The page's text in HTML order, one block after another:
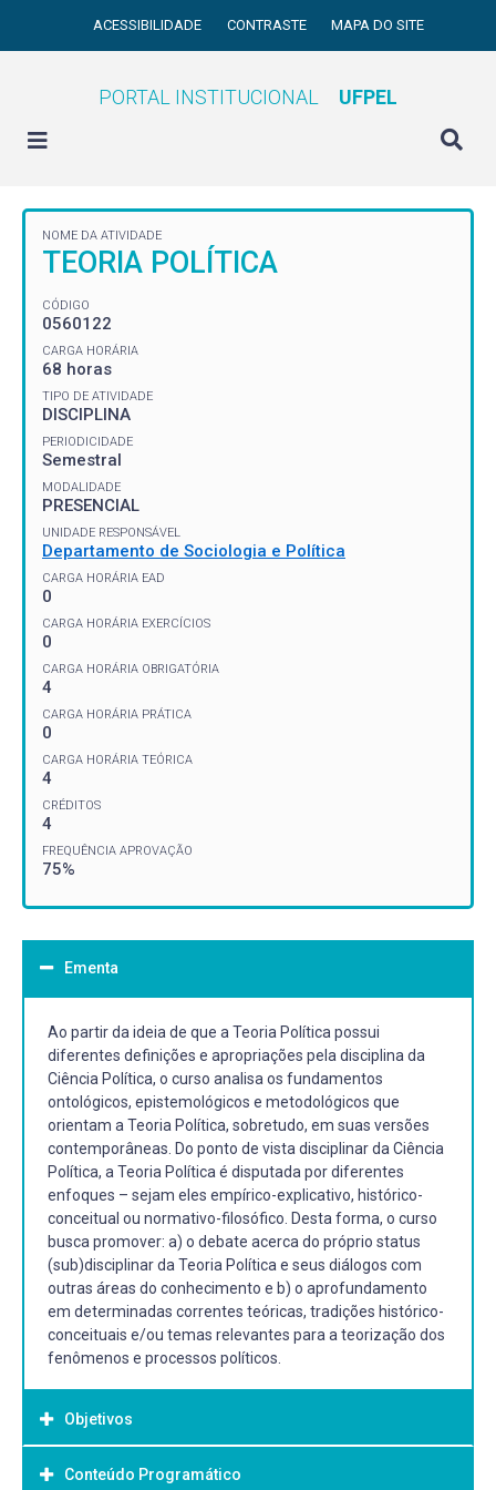
ACESSIBILIDADE CONTRASTE MAPA DO SITE
PORTAL INSTITUCIONAL UFPEL
NOME DA ATIVIDADE
TEORIA POLÍTICA
CÓDIGO
0560122
CARGA HORÁRIA
68 horas
TIPO DE ATIVIDADE
DISCIPLINA
PERIODICIDADE
Semestral
MODALIDADE
PRESENCIAL
UNIDADE RESPONSÁVEL
Departamento de Sociologia e Política
CARGA HORÁRIA EAD
0
CARGA HORÁRIA EXERCÍCIOS
0
CARGA HORÁRIA OBRIGATÓRIA
4
CARGA HORÁRIA PRÁTICA
0
CARGA HORÁRIA TEÓRICA
4
CRÉDITOS
4
FREQUÊNCIA APROVAÇÃO
75%
Ementa
Ao partir da ideia de que a Teoria Política possui
diferentes definições e apropriações pela disciplina da
Ciência Política, o curso analisa os fundamentos
ontológicos, epistemológicos e metodológicos que
orientam a Teoria Política, sobretudo, em suas versões
contemporâneas. Do ponto de vista disciplinar da Ciência
Política, a Teoria Política é disputada por diferentes
enfoques – sejam eles empírico-explicativo, histórico-
conceitual ou normativo-filosófico. Desta forma, o curso
busca promover: a) o debate acerca do próprio status
(sub)disciplinar da Teoria Política e seus diálogos com
outras áreas do conhecimento e b) o aprofundamento
em determinadas correntes teóricas, tradições histórico-
conceituais e/ou temas relevantes para a teorização dos
fenômenos e processos políticos.
Objetivos
Objetivo Geral:
Conteúdo Programático